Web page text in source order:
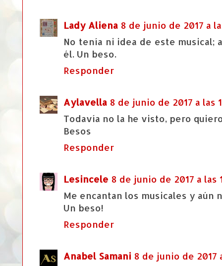
Lady Aliena 8 de junio de 2017 a
No tenía ni idea de este musical;
él. Un beso.
Responder
Aylavella 8 de junio de 2017 a las
Todavía no la he visto, pero
Besos
Responder
Lesincele 8 de junio de 2017 a las
Me encantan los musicales y
Un beso!
Responder
Anabel Samani 8 de junio de 2017